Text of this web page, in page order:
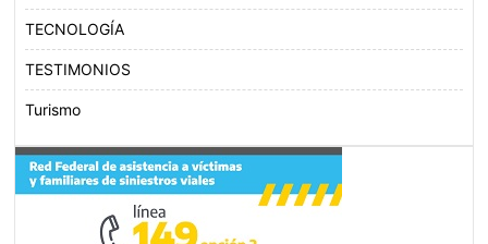
TECNOLOGÍA
TESTIMONIOS
Turismo